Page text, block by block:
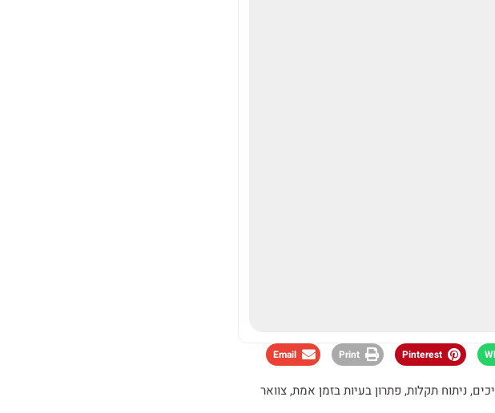
Pinterest
Print
Email
, ניתוח תקלות, פתרון בעיות בזמן אמת,צוואר